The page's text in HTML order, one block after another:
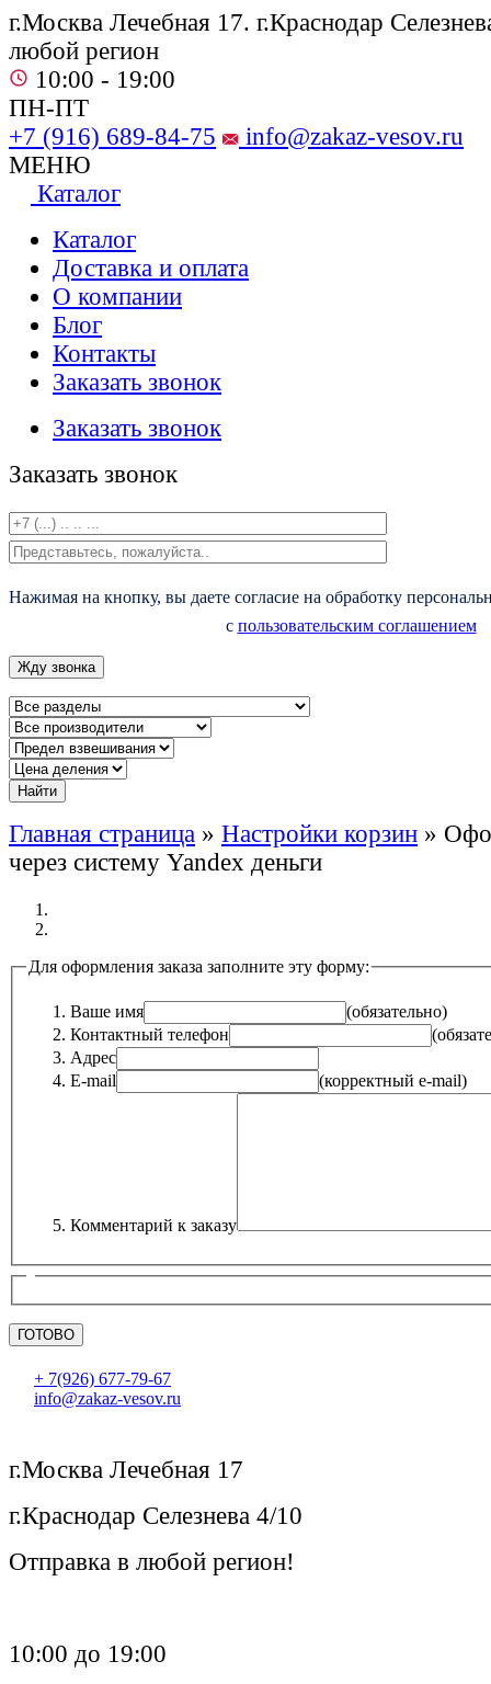
г.Москва Лечебная 17. г.Краснодар
любой регион
10:00 - 19:00
ПН-ПТ
+7 (916) 689-84-75
info@zakaz-vesov.ru
МЕНЮ
Каталог
Каталог
Доставка и оплата
О компании
Блог
Контакты
Заказать звонок
Заказать звонок
Заказать звонок
Нажимая на кнопку, вы даете согласие на обработку
с пользовательским соглашением
Главная страница » Настройки корзин »
через систему Yandex деньги
Для оформления заказа заполните эту форму:
Ваше имя
(обязательно)
Контактный телефон
Адрес
E-mail
(корректный e-mail)
Комментарий к заказу
+ 7(926) 677-79-67
info@zakaz-vesov.ru
г.Москва Лечебная 17
г.Краснодар Селезнева 4/10
Отправка в любой регион!
10:00 до 19:00